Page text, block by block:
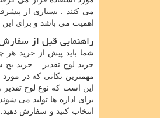
می کنند . بسیاری از
اهمیت می باشد و برای
راهنمایی قبل از
شما باید پیش از خرید هر
خرید لوح تقدیر – خرید بج
مهمترین نکاتی که در
این است که نوع لوح
برای اداره ها تولید می
انتخاب کنید و سفارش